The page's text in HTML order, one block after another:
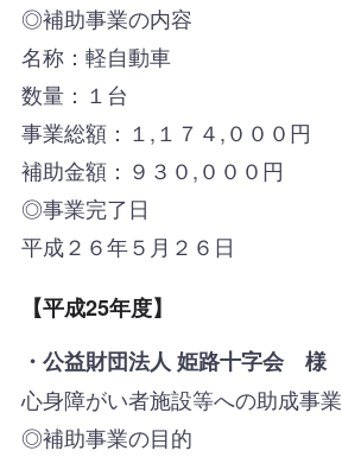
◎補助事業の内容
名称：軽自動車
数量：１台
事業総額：１,１７４,０００円
補助金額：９３０,０００円
◎事業完了日
平成２６年５月２６日
【平成25年度】
・公益財団法人 姫路十字会 様
心身障がい者施設等への助成事業
◎補助事業の目的